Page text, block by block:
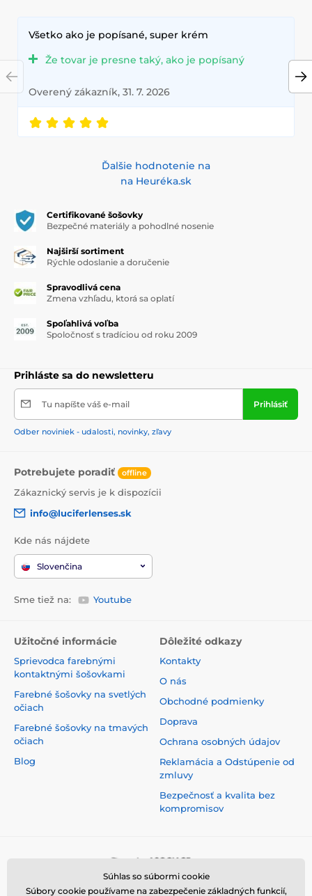
Všetko ako je popísané, super krém
Že tovar je presne taký, ako je popísaný
Overený zákazník, 31. 7. 2026
Ďalšie hodnotenie na
na Heuréka.sk
Certifikované šošovky
Bezpečné materiály a pohodlné nosenie
Najširší sortiment
Rýchle odoslanie a doručenie
Spravodlivá cena
Zmena vzhľadu, ktorá sa oplatí
Spoľahlivá voľba
Spoločnosť s tradíciou od roku 2009
Prihláste sa do newsletteru
Tu napíšte váš e-mail Prihlásiť
Odber noviniek - udalosti, novinky, zľavy
Potrebujete poradiť offline
Zákaznický servis je k dispozícii
info@luciferlenses.sk
Kde nás nájdete
Slovenčina
Sme tiež na: Youtube
Užitočné informácie
Sprievodca farebnými
kontaktnými šošovkami
Farebné šošovky na svetlých
očiach
Farebné šošovky na tmavých
očiach
Blog
Dôležité odkazy
Kontakty
O nás
Obchodné podmienky
Doprava
Ochrana osobných údajov
Reklamácia a Odstúpenie od
zmluvy
Bezpečnosť a kvalita bez
kompromisov
Súhlas so súbormi cookie
Súbory cookie používame na zabezpečenie základných funkcií,